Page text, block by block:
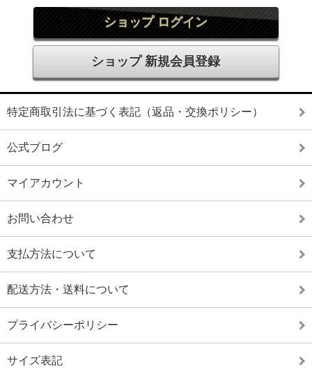
ショップ ログイン
ショップ 新規会員登録
特定商取引法に基づく表記（返品・交換ポリシー）
公式ブログ
マイアカウント
お問い合わせ
支払方法について
配送方法・送料について
プライバシーポリシー
サイズ表記